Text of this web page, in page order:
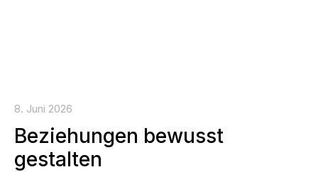
8. Juni 2026
Beziehungen bewusst
gestalten